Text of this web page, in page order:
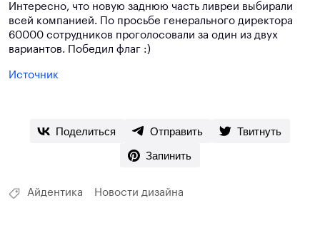
Интересно, что новую заднюю часть ливреи выбирали
всей компанией. По просьбе генерального директора
60000 сотрудников проголосовали за один из двух
вариантов. Победил флаг :)
Источник
Поделиться Отправить
Твитнуть
Запинить
Айдентика Новости дизайна